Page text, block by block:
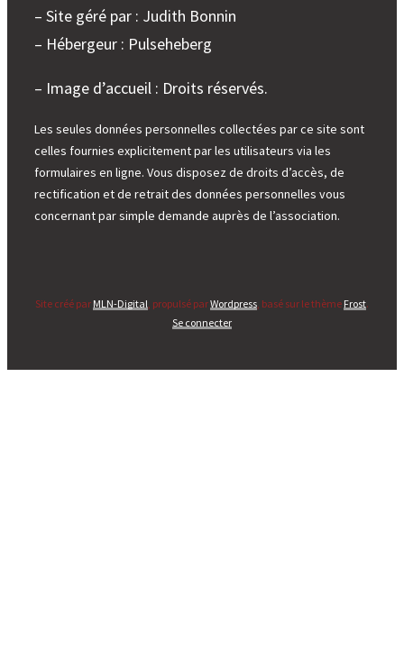
– Site géré par : Judith Bonnin
– Hébergeur : Pulseheberg
– Image d’accueil : Droits réservés.
Les seules données personnelles collectées par ce site sont
celles fournies explicitement par les utilisateurs via les
formulaires en ligne. Vous disposez de droits d’accès, de
rectification et de retrait des données personnelles vous
concernant par simple demande auprès de l’association.
Site créé par MLN-Digital, propulsé parWordpress, basé sur le thème Frost.
Se connecter